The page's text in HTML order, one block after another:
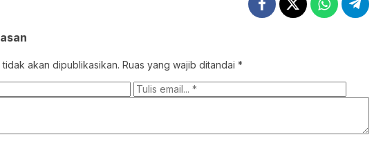
tidak akan dipublikasikan. Ruas yang wajib ditandai *